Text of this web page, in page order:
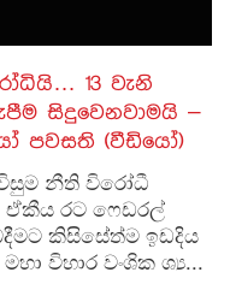
13 වැනි
සිදුවෙනවාමයි –
පවසති (වීඩියෝ)
නීති විරෝධී
රට ෆෙඩරල්
කිසිසේත්ම ඉඩදිය
විහාර වංශික ශ්‍ය...